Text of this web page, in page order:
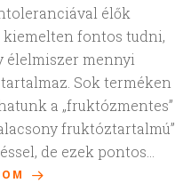
élők
kiemelten fontos tudni,
élelmiszer mennyi
Sok terméken
a „fruktózmentes”
fruktóztartalmú”
de ezek pontos…